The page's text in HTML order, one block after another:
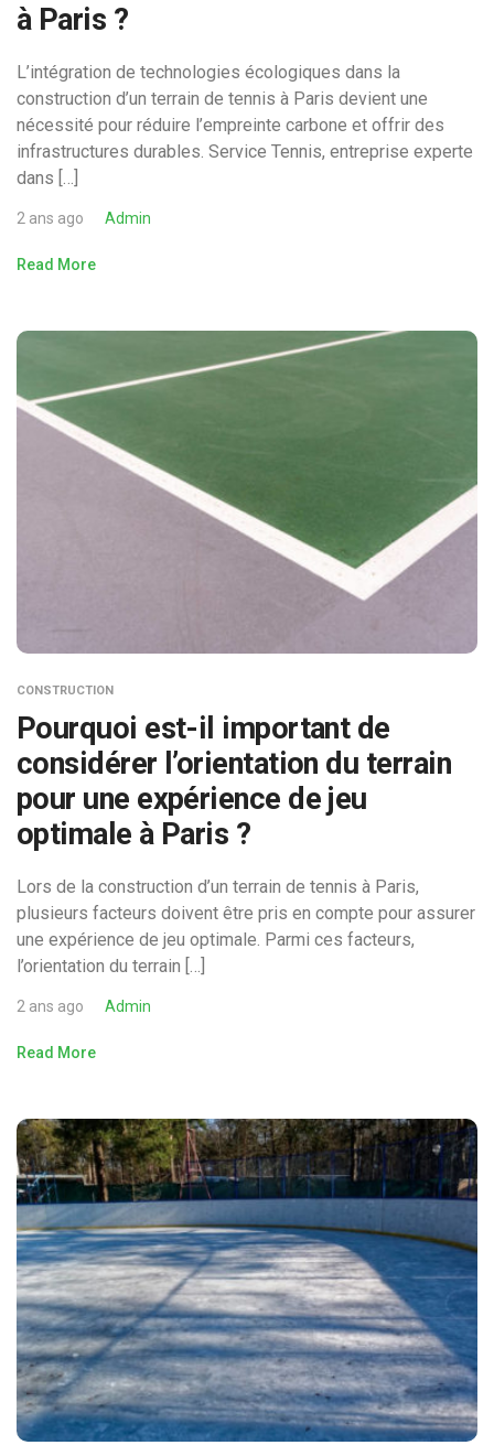
à Paris ?
L’intégration de technologies écologiques dans la
construction d’un terrain de tennis à Paris devient une
nécessité pour réduire l’empreinte carbone et offrir des
infrastructures durables. Service Tennis, entreprise experte
dans […]
2 ans ago Admin
Read More
CONSTRUCTION
Pourquoi est-il important de
considérer l’orientation du terrain
pour une expérience de jeu
optimale à Paris ?
Lors de la construction d’un terrain de tennis à Paris,
plusieurs facteurs doivent être pris en compte pour assurer
une expérience de jeu optimale. Parmi ces facteurs,
l’orientation du terrain […]
2 ans ago Admin
Read More